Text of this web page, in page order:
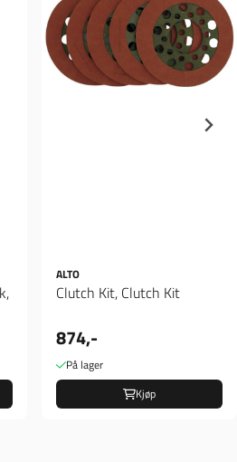
ALTO
Clutch Kit, Clutch Kit
874,-
På lager
Kjøp